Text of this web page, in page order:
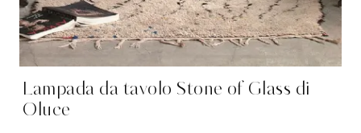
Lampada da tavolo Stone of Glass di
Oluce